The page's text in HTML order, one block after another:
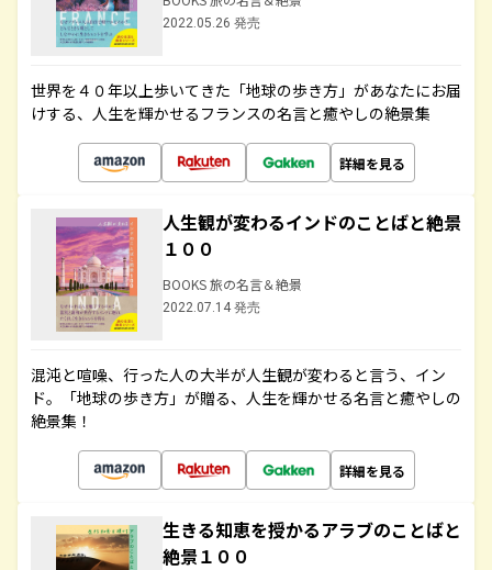
2022.05.26 発売
世界を４０年以上歩いてきた「地球の歩き方」があなたにお届
けする、人生を輝かせるフランスの名言と癒やしの絶景集
詳細を見る
人生観が変わるインドのことばと絶景
１００
BOOKS 旅の名言＆絶景
2022.07.14 発売
混沌と喧噪、行った人の大半が人生観が変わると言う、イン
ド。「地球の歩き方」が贈る、人生を輝かせる名言と癒やしの
絶景集！
詳細を見る
生きる知恵を授かるアラブのことばと
絶景１００